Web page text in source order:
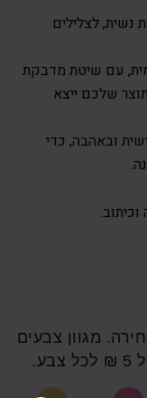
נשית, לצלילים
עם שיטת מדבקת
שלכם ייצא
ובאהבה, כדי
לבחירה. מגוון צבעים